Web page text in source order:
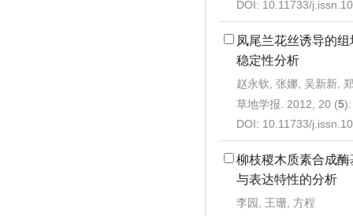
DOI: 10.11733/
凤尾兰花丝诱导的
稳定性分析
赵永钦, 张娜, 吴新新,
草地学报. 2012, 20 (5
DOI: 10.11733/
柳枝稷木质素合成酶
与表达特性的分析
李园, 王珊, 方程